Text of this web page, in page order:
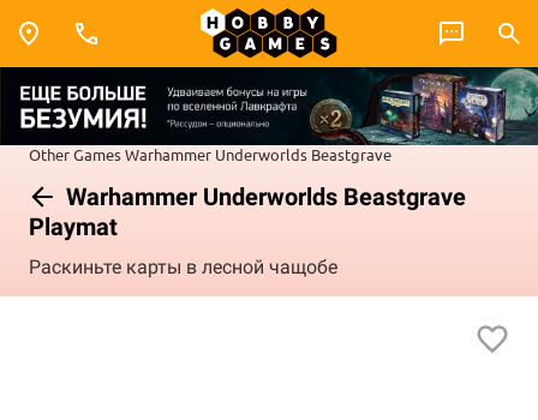
Other GamesWarhammer Underworlds Beastgrave
Warhammer Underworlds Beastgrave
Playmat
Раскиньте карты в лесной чащобе